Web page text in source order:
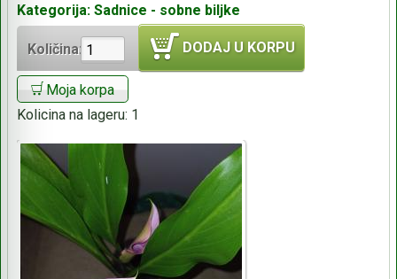
Kategorija: Sadnice - sobne biljke
Količina: DODAJ U KORPU
Moja korpa
Kolicina na lageru: 1